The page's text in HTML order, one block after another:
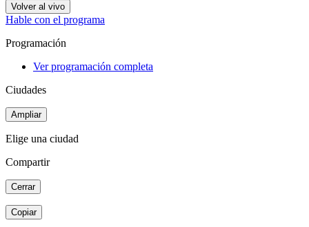
Volver al vivo
Hable con el programa
Programación
Ver programación completa
Ciudades
Ampliar
Elige una ciudad
Compartir
Cerrar
Copiar